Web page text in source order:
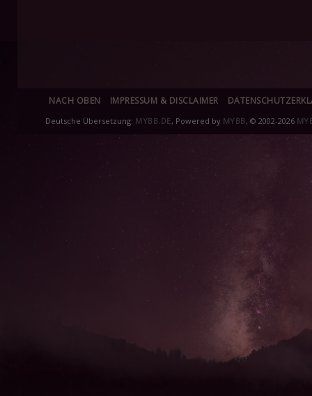
NACH OBEN IMPRESSUM & DISCLAIMER
Deutsche Übersetzung: MYBB.DE, Powered by MYBB , © 2002-2026